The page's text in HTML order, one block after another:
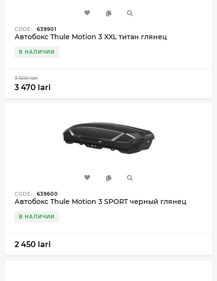
CODE: 639901
Автобокс Thule Motion 3 XXL титан глянец
В НАЛИЧИИ
3 500 lari
3 470 lari
CODE: 639600
Автобокс Thule Motion 3 SPORT черный глянец
В НАЛИЧИИ
2 450 lari